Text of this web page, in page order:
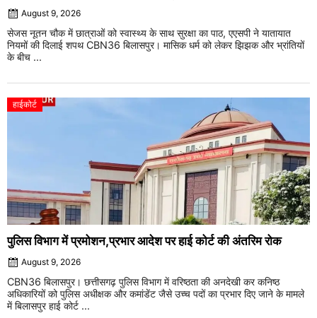
August 9, 2026
सेजस नूतन चौक में छात्राओं को स्वास्थ्य के साथ सुरक्षा का पाठ, एएसपी ने यातायात
नियमों की दिलाई शपथ CBN36 बिलासपुर। मासिक धर्म को लेकर झिझक और भ्रांतियों
के बीच ...
हाईकोर्ट
पुलिस विभाग में प्रमोशन,प्रभार आदेश पर हाई कोर्ट की अंतरिम रोक
August 9, 2026
CBN36 बिलासपुर। छत्तीसगढ़ पुलिस विभाग में वरिष्ठता की अनदेखी कर कनिष्ठ
अधिकारियों को पुलिस अधीक्षक और कमांडेंट जैसे उच्च पदों का प्रभार दिए जाने के मामले
में बिलासपुर हाई कोर्ट ...